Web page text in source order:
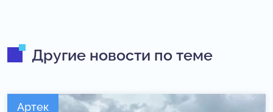
Другие новости по теме
Артек